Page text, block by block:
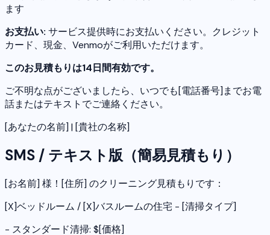
ます
お支払い: サービス提供時にお支払いください。クレジット
カード、現金、Venmoがご利用いただけます。
このお見積もりは14日間有効です。
ご不明な点がございましたら、いつでも[電話番号]までお電
話またはテキストでご連絡ください。
[あなたの名前] | [貴社の名称]
SMS / テキスト版（簡易見積もり）
[お名前] 様！[住所] のクリーニング見積もりです：
[X]ベッドルーム / [X]バスルームの住宅 - [清掃タイプ]
- スタンダード清掃: $[価格]